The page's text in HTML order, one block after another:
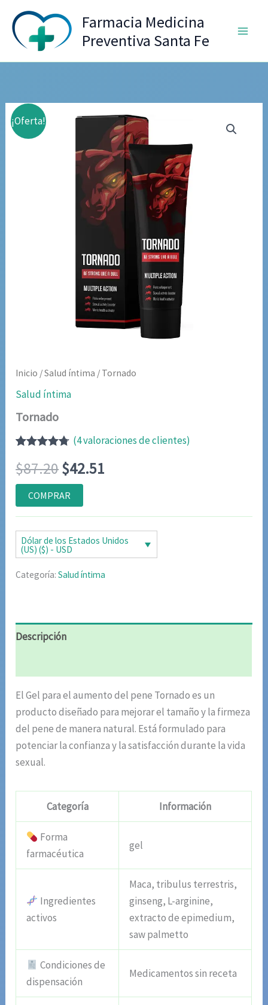
contenido
Farmacia Medicina
Preventiva Santa Fe
¡Oferta!
Inicio /Salud íntima / Tornado
Salud íntima
Tornado
con4.67de
5 en base
a
valoraciones
de
clientes
(4valoraciones de clientes)
$87.20El
precio
original
era:
$87.20.
$42.51
actual
es:
$42.51.
COMPRAR
Dólar de los Estados Unidos
(US) ($) - USD
Categoría:Salud íntima
Descripción
El Gel para el aumento del pene Tornado es un
producto diseñado para mejorar el tamaño y la firmeza
del pene de manera natural. Está formulado para
potenciar la confianza y la satisfacción durante la vida
sexual.
Categoría Información
Forma
farmacéutica
gel
Ingredientes
activos
Maca, tribulus terrestris,
ginseng, L-arginine,
extracto de epimedium,
saw palmetto
Condiciones de
dispensación
Medicamentos sin receta